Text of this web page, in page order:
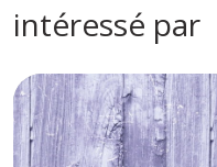
intéressé par